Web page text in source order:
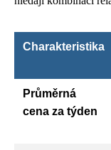
Charakteristika
Průměrná
cena za týden